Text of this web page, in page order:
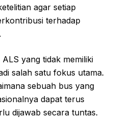
agar setiap
terhadap
yang tidak memiliki
salah satu fokus utama.
sebuah bus yang
dapat terus
dijawab secara tuntas.